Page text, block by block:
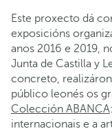
Este proxecto dá
exposicións
anos 2016 e 2019,
Junta de Castilla y
concreto,
público leonés os
Colección ABANCA
internacionais e a